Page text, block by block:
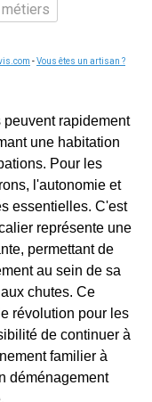
-Vous êtes un artisan ?
rapidement
une habitation
Pour les
l'autonomie et
essentielles. C'est
représente une
permettant de
au sein de sa
chutes. Ce
révolution pour les
de continuer à
familier à
déménagement